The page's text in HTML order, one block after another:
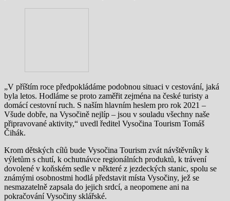
„V příštím roce předpokládáme podobnou situaci v cestování, jaká
byla letos. Hodláme se proto zaměřit zejména na české turisty a
domácí cestovní ruch. S naším hlavním heslem pro rok 2021 –
Všude dobře, na Vysočině nejlíp – jsou v souladu všechny naše
připravované aktivity,“ uvedl ředitel Vysočina Tourism Tomáš
Čihák.
Krom dětských cílů bude Vysočina Tourism zvát návštěvníky k
výletům s chutí, k ochutnávce regionálních produktů, k trávení
dovolené v koňském sedle v některé z jezdeckých stanic, spolu se
známými osobnostmi hodlá představit místa Vysočiny, jež se
nesmazatelně zapsala do jejich srdcí, a neopomene ani na
pokračování Vysočiny sklářské.